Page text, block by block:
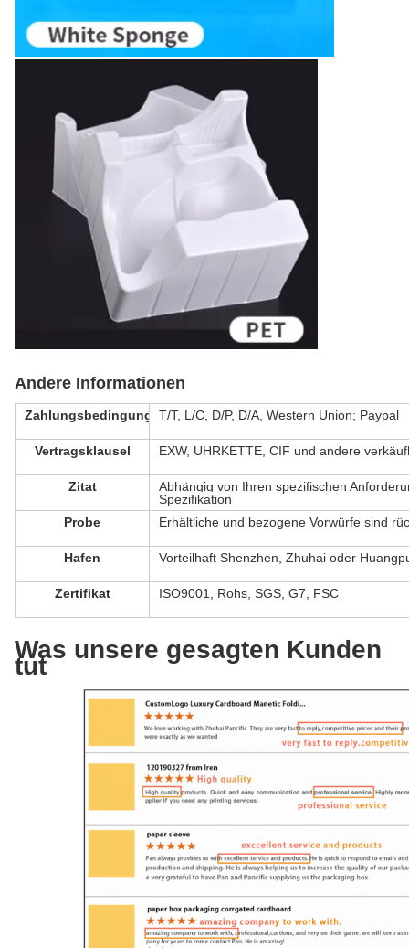
Andere Informationen
Zahlungsbedingung T/T, L/C, D/P, D/A, Western Union; Paypal
Vertragsklausel EXW, UHRKETTE, CIF und andere
Zitat
Abhängig von Ihren spezifischen
Spezifikation
Probe
Erhältliche und bezogene Vorwürfe sind
Hafen Vorteilhaft Shenzhen, Zhuhai oder
Zertifikat ISO9001, Rohs, SGS, G7, FSC
Was unsere gesagten Kunden
tut